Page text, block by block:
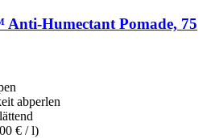
​Humectant Pomade, 75
abperlen
€ / l)